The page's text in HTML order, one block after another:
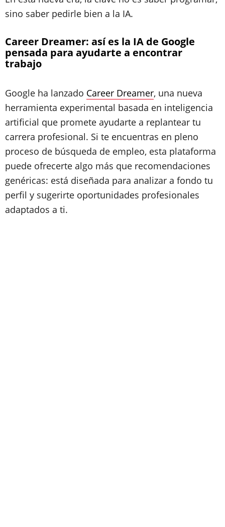
sino saber pedirle bien a la IA.
Career Dreamer: así es la IA de Google
pensada para ayudarte a encontrar
trabajo
Google ha lanzado Career Dreamer, una nueva
herramienta experimental basada en inteligencia
artificial que promete ayudarte a replantear tu
carrera profesional. Si te encuentras en pleno
proceso de búsqueda de empleo, esta plataforma
puede ofrecerte algo más que recomendaciones
genéricas: está diseñada para analizar a fondo tu
perfil y sugerirte oportunidades profesionales
adaptados a ti.